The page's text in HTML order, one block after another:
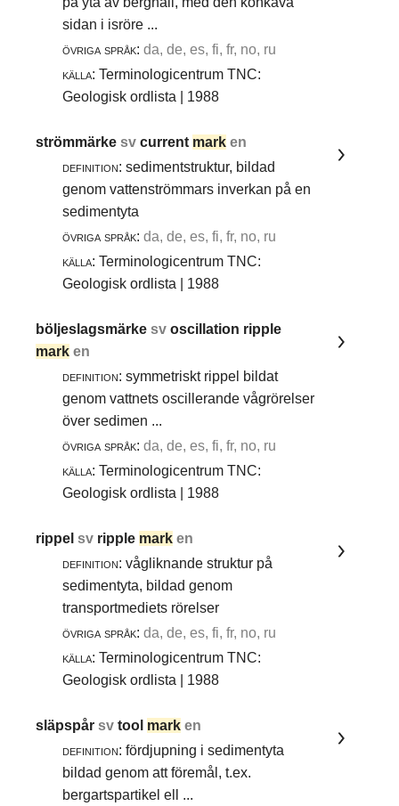
sidan i isröre ...
övriga språk: da, de, es, fi, fr, no, ru
källa: Terminologicentrum TNC:
Geologisk ordlista | 1988
strömmärkesvcurrent mark en
definition: sedimentstruktur, bildad
genom vattenströmmars inverkan på en
sedimentyta
övriga språk: da, de, es, fi, fr, no, ru
källa: Terminologicentrum TNC:
Geologisk ordlista | 1988
böljeslagsmärkesvoscillation ripple
mark en
definition: symmetriskt rippel bildat
genom vattnets oscillerande vågrörelser
över sedimen ...
övriga språk: da, de, es, fi, fr, no, ru
källa: Terminologicentrum TNC:
Geologisk ordlista | 1988
rippelsv ripple mark en
definition: vågliknande struktur på
sedimentyta, bildad genom
transportmediets rörelser
övriga språk: da, de, es, fi, fr, no, ru
källa: Terminologicentrum TNC:
Geologisk ordlista | 1988
släpspårsvtool mark en
definition: fördjupning i sedimentyta
bildad genom att föremål, t.ex.
bergartspartikel ell ...